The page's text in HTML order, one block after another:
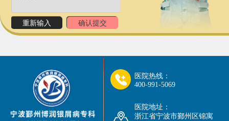
医院热线：
400-991-5069
医院地址：
浙江省宁波市鄞州区锦寓